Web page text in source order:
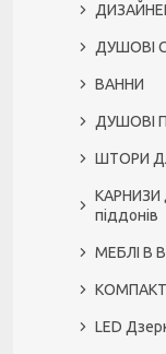
ДУШОВІ
ВАННИ
ДУШОВІ
ШТОРИ
КАРНИЗИ
піддонів
МЕБЛІ В
LED